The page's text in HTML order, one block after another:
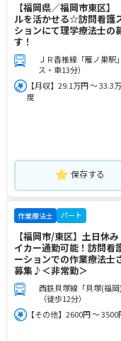
【福岡県／福岡市東区
ルを活かせる☆訪問看護
ションにて理学療法士の
す！
ＪＲ香椎線「雁ノ巣駅
ス・車13分）
【月収】29.1万円 ～ 33.3
度
保存する
作業療法士 パート
【福岡市/東区】土日休
イカー通勤可能！訪問看
ーションでの作業療法士
募集♪＜非常勤＞
西鉄貝塚線「貝塚(福岡)
（徒歩12分）
【その他】2600円 ～ 3500